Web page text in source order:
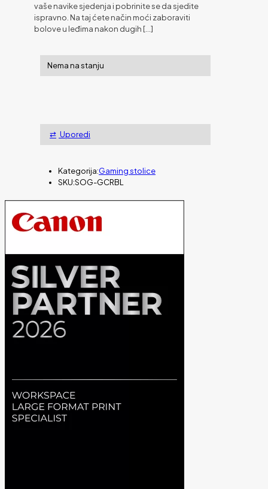
vaše navike sjedenja i pobrinite se da sjedite
ispravno. Na taj ćete način moći zaboraviti
bolove u leđima nakon dugih […]
Nema na stanju
Uporedi
Kategorija:Gaming stolice
SKU:SOG-GCRBL